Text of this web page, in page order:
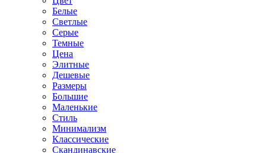
Белые
Светлые
Серые
Темные
Цена
Элитные
Дешевые
Размеры
Большие
Маленькие
Стиль
Минимализм
Классические
Скандинавские